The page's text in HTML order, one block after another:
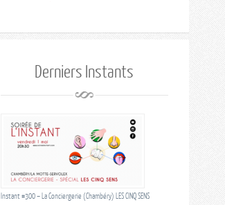
Derniers Instants
Instant #300 – La Conciergerie (Chambéry) LES CINQ SENS